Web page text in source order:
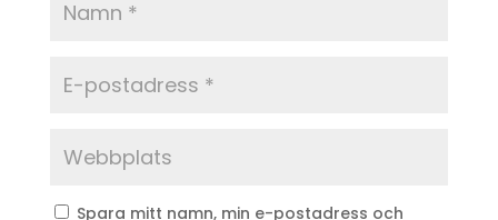
Spara mitt namn, min e-postadress och